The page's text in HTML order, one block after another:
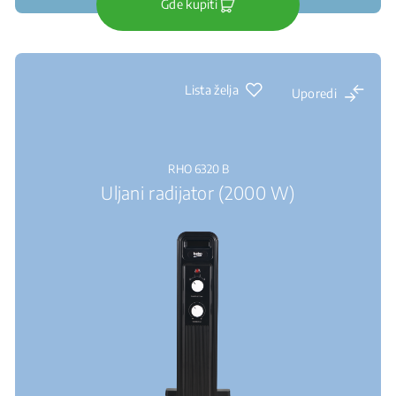
Gde kupiti
Lista želja Uporedi
RHO 6320 B
Uljani radijator (2000 W)